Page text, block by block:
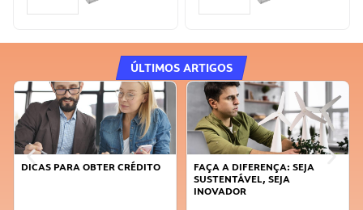
ÚLTIMOS ARTIGOS
DICAS PARA OBTER CRÉDITO
FAÇA A DIFERENÇA: SEJA
SUSTENTÁVEL, SEJA
INOVADOR